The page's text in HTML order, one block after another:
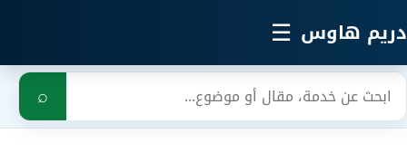
دريم هاوس ☰
بحث ⌕